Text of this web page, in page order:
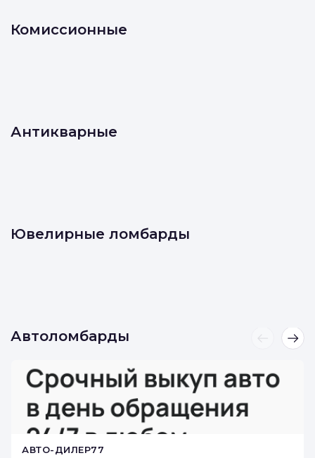
Комиссионные
Антикварные
Ювелирные ломбарды
Автоломбарды
АВТО-ДИЛЕР77